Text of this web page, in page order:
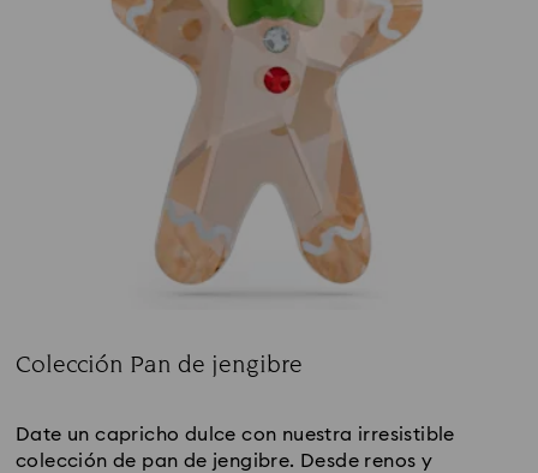
Colección Pan de jengibre
Date un capricho dulce con nuestra irresistible
colección de pan de jengibre. Desde renos y